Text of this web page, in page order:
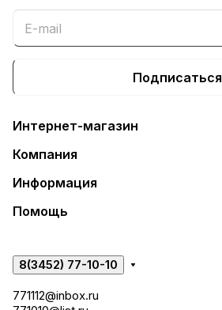
Подписаться
Интернет-магазин
Компания
Информация
Помощь
8(3452) 77-10-10
771112@inbox.ru